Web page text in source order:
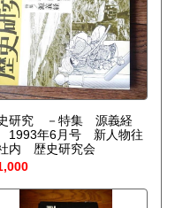
学、化学、生物学につい
。
研究 －特集 源義経
1993年6月号 新人物往
内 歴史研究会